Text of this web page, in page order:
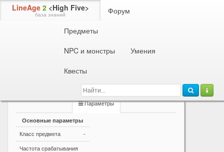
LineAge 2 <High Five>
база знаний
Форум
Предметы
NPC и монстры
Умения
Квесты
Информация о предмете
Уровень персонажа: 52-60. Время перезарядки: 5
Параметры
Основные параметры
Класс предмета -
Частота срабатывания